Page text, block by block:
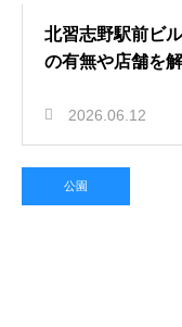
北習志野駅前ビ
の有無や店舗を
2026.06.12
公園